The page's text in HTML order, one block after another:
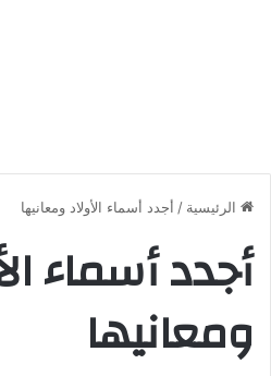
الرئيسية / أجدد أسماء الأولاد ومعانيها
أجدد أسماء
ومعانيها